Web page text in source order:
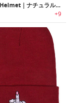
Hangover Helmet｜ナチュラルに二日酔いから回復できるヘルメット「ハングオーバーヘルメット」
+9